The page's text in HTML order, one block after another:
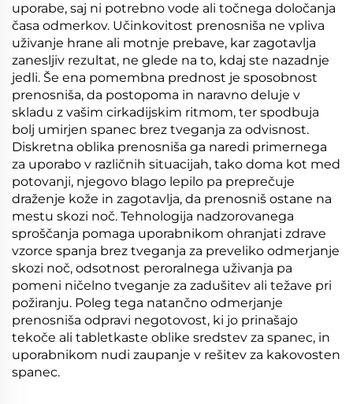
uporabe, saj ni potrebno vode ali točnega določanja
časa odmerkov. Učinkovitost prenosniša ne vpliva
uživanje hrane ali motnje prebave, kar zagotavlja
zanesljiv rezultat, ne glede na to, kdaj ste nazadnje
jedli. Še ena pomembna prednost je sposobnost
prenosniša, da postopoma in naravno deluje v
skladu z vašim cirkadijskim ritmom, ter spodbuja
bolj umirjen spanec brez tveganja za odvisnost.
Diskretna oblika prenosniša ga naredi primernega
za uporabo v različnih situacijah, tako doma kot med
potovanji, njegovo blago lepilo pa preprečuje
draženje kože in zagotavlja, da prenosniš ostane na
mestu skozi noč. Tehnologija nadzorovanega
sproščanja pomaga uporabnikom ohranjati zdrave
vzorce spanja brez tveganja za preveliko odmerjanje
skozi noč, odsotnost peroralnega uživanja pa
pomeni ničelno tveganje za zadušitev ali težave pri
požiranju. Poleg tega natančno odmerjanje
prenosniša odpravi negotovost, ki jo prinašajo
tekoče ali tabletkaste oblike sredstev za spanec, in
uporabnikom nudi zaupanje v rešitev za kakovosten
spanec.